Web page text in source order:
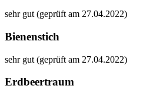
sehr gut (geprüft am 27.04.2022)
Bienenstich
sehr gut (geprüft am 27.04.2022)
Erdbeertraum